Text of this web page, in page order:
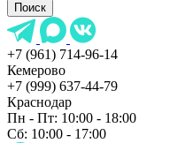
Поиск
+7 (961) 714-96-14
Кемерово
+7 (999) 637-44-79
Краснодар
Пн - Пт: 10:00 - 18:00
Сб: 10:00 - 17:00